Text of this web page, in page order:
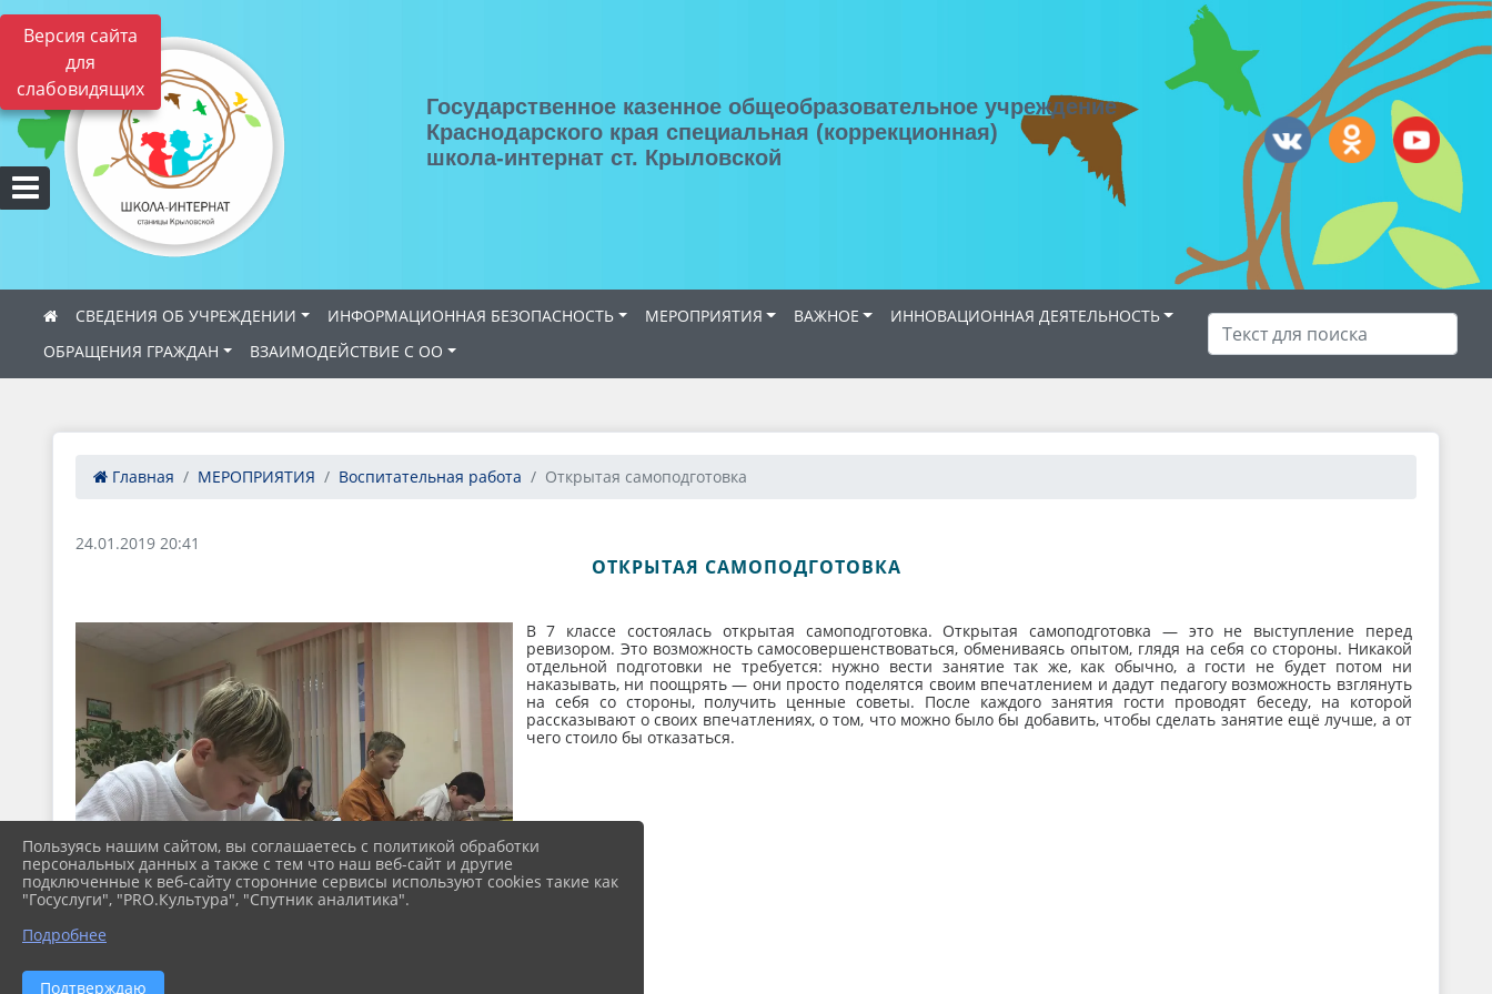
Версия сайта
для
слабовидящих
Государственное казенное общеобразовательное учреждение
Краснодарского края специальная (коррекционная)
школа-интернат ст. Крыловской
СВЕДЕНИЯ ОБ УЧРЕЖДЕНИИ ИНФОРМАЦИОННАЯ БЕЗОПАСНОСТЬ МЕРОПРИЯТИЯ ВАЖНОЕ
ИННОВАЦИОННАЯ ДЕЯТЕЛЬНОСТЬ
ОБРАЩЕНИЯ ГРАЖДАН
ВЗАИМОДЕЙСТВИЕ С ОО
Главная МЕРОПРИЯТИЯ Воспитательная работа Открытая самоподготовка
24.01.2019 20:41
ОТКРЫТАЯ САМОПОДГОТОВКА
В 7 классе состоялась открытая самоподготовка. Открытая самоподготовка — это не выступление перед
ревизором. Это возможность самосовершенствоваться, обмениваясь опытом, глядя на себя со стороны. Никакой
отдельной подготовки не требуется: нужно вести занятие так же, как обычно, а гости не будет потом ни
наказывать, ни поощрять — они просто поделятся своим впечатлением и дадут педагогу возможность взглянуть
на себя со стороны, получить ценные советы. После каждого занятия гости проводят беседу, на которой
рассказывают о своих впечатлениях, о том, что можно было бы добавить, чтобы сделать занятие ещё лучше, а от
чего стоило бы отказаться.
Пользуясь нашим сайтом, вы соглашаетесь с политикой обработки
персональных данных а также с тем что наш веб-сайт и другие
подключенные к веб-сайту сторонние сервисы используют cookies такие как
"Госуслуги", "PRO.Культура", "Спутник аналитика".
Подробнее
Подтверждаю